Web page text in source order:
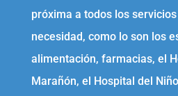
próxima a todos los
necesidad, como lo son los
alimentación, farmacias, el
Marañón, el Hospital del